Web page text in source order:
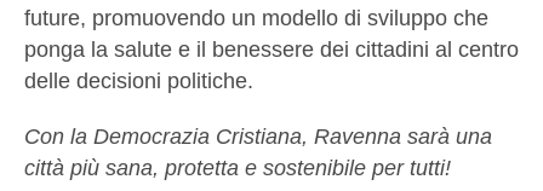
future, promuovendo un modello di sviluppo che
ponga la salute e il benessere dei cittadini al centro
delle decisioni politiche.
Con la Democrazia Cristiana, Ravenna sarà una
città più sana, protetta e sostenibile per tutti!